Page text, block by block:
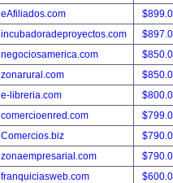
eAfiliados.com
incubadoradeproyectos.com
negociosamerica.com
zonarural.com
e-libreria.com
comercioenred.com
Comercios.biz
zonaempresarial.com
franquiciasweb.com